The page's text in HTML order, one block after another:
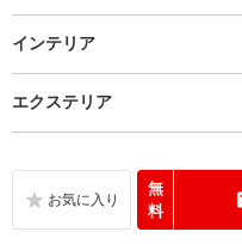
インテリア
エクステリア
無
料